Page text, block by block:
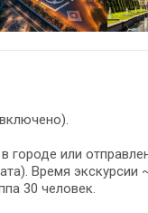
городе или
Время экскурсии
30 человек.